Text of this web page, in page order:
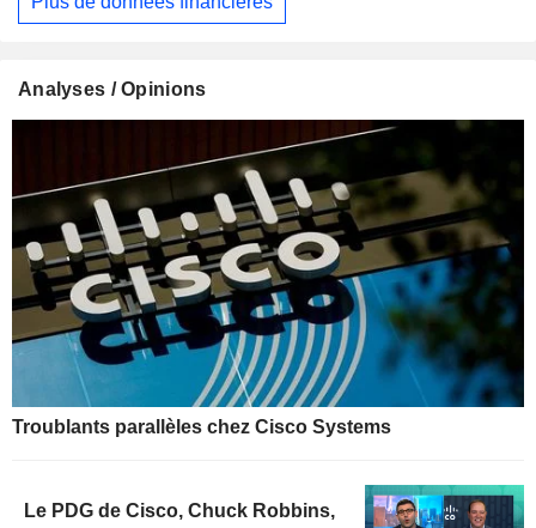
Analyses / Opinions
Troublants parallèles chez Cisco Systems
Le PDG de Cisco, Chuck Robbins,